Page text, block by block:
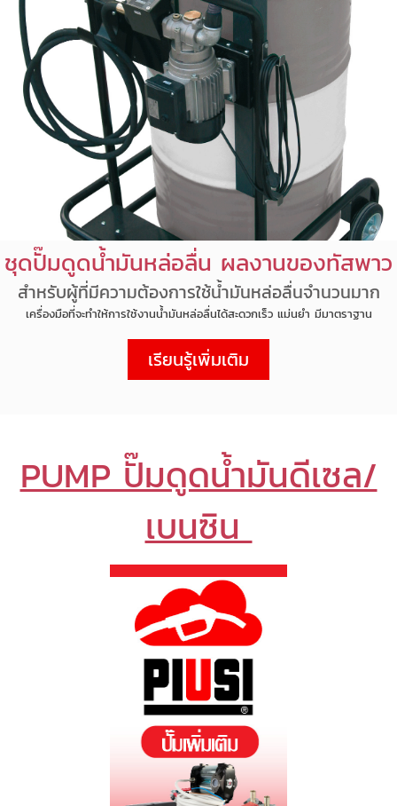
ชุดปั๊มดูดน้ำมันหล่อลื่น ผลงานของทัสพาว
สำหรับผู้ที่มีความต้องการใช้น้ำมันหล่อลื่นจำนวนมาก
เครื่องมือที่จะทำให้การใช้งานน้ำมันหล่อลื่นได้สะดวกเร็ว แม่นยำ มีมาตราฐาน
เรียนรู้เพิ่มเติม
PUMP ปั๊มดูดน้ำมันดีเซล/
เบนซิน